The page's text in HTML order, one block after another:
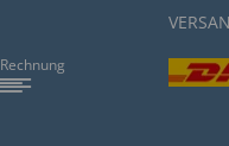
Rechnung